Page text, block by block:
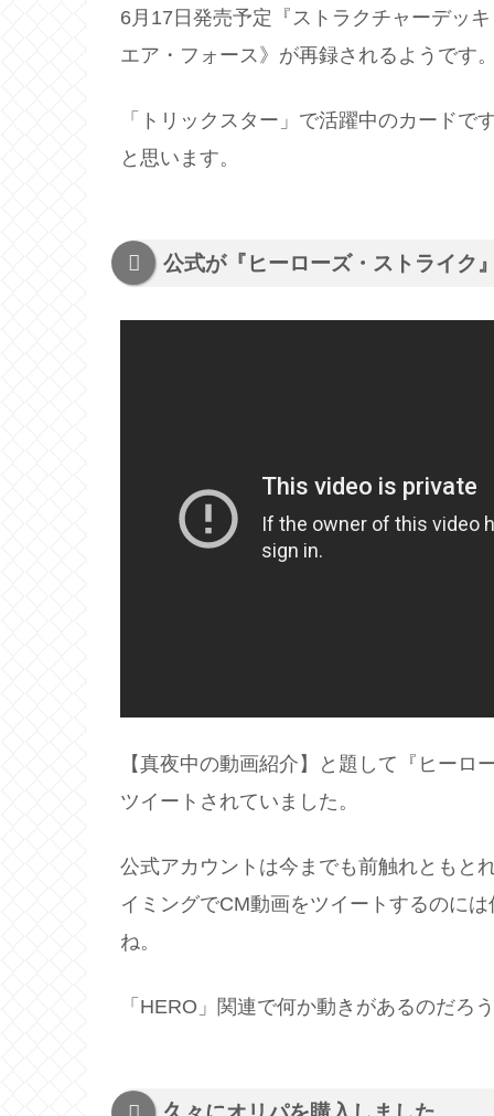
6月17日発売予定『ストラクチャーデッ
エア・フォース》が再録されるようです
「トリックスター」で活躍中のカード
と思います。
公式が『ヒーローズ・ストライク
【真夜中の動画紹介】と題して『ヒー
ツイートされていました。
公式アカウントは今までも前触れともと
イミングでCM動画をツイートするのに
ね。
「HERO」関連で何か動きがあるのだろ